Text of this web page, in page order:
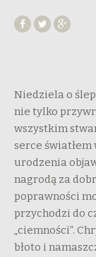
Niedziela o
nie tylko
wszystkim
serce
urodzenia
nagrodą za
poprawności
przychodzi do
„ciemności”.
błoto i